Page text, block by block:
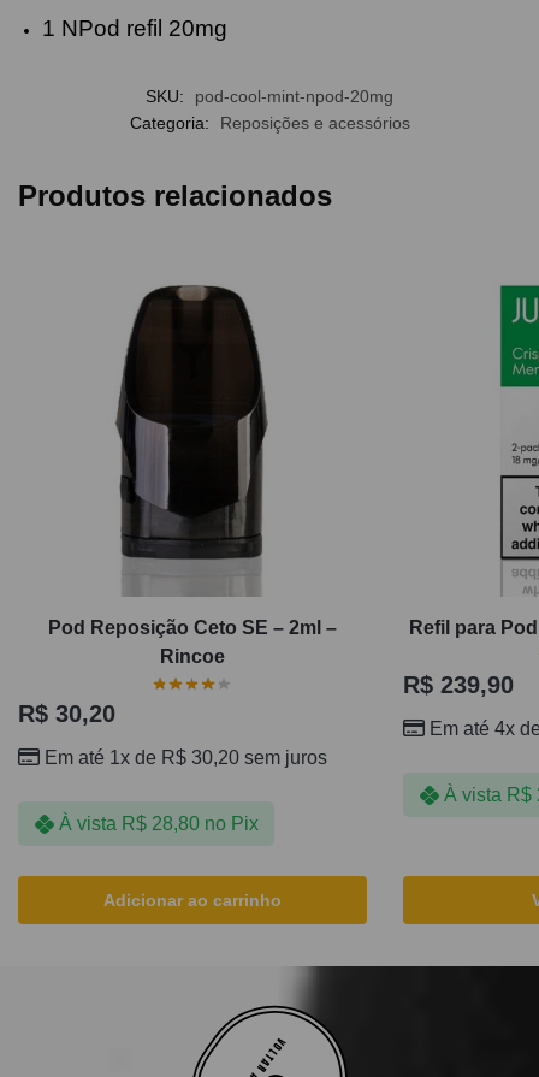
1 NPod refil 20mg
SKU:
pod-cool-mint-npod-20mg
Categoria:
Reposições e acessórios
Produtos relacionados
Pod Reposição Ceto SE – 2ml –
Rincoe
R$ 30,20
Em até 1x de R$ 30,20 sem juros
À vista R$28,80 no Pix
Adicionar ao carrinho
Refil para
R$ 239,90
Em até 4x
À vista R$